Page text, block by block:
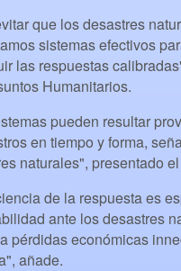
que los desastres
sistemas efectivos
las respuestas
Humanitarios.
pueden resultar
en tiempo y forma,
naturales", presentado
de la respuesta es
ante los desastres
pérdidas económicas
añade.